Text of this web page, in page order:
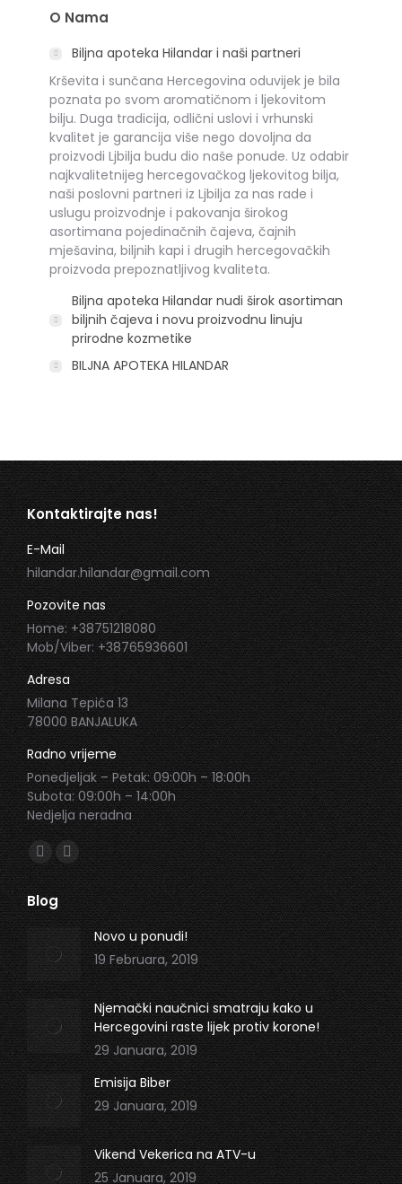
O Nama
Biljna apoteka Hilandar i naši partneri
Krševita i sunčana Hercegovina oduvijek je bila
poznata po svom aromatičnom i ljekovitom
bilju. Duga tradicija, odlični uslovi i vrhunski
kvalitet je garancija više nego dovoljna da
proizvodi Ljbilja budu dio naše ponude. Uz odabir
najkvalitetnijeg hercegovačkog ljekovitog bilja,
naši poslovni partneri iz Ljbilja za nas rade i
uslugu proizvodnje i pakovanja širokog
asortimana pojedinačnih čajeva, čajnih
mješavina, biljnih kapi i drugih hercegovačkih
proizvoda prepoznatljivog kvaliteta.
Biljna apoteka Hilandar nudi širok asortiman
biljnih čajeva i novu proizvodnu linuju
prirodne kozmetike
BILJNA APOTEKA HILANDAR
Kontaktirajte nas!
E-Mail
hilandar.hilandar@gmail.com
Pozovite nas
Home: +38751218080
Mob/Viber: +38765936601
Adresa
Milana Tepića 13
78000 BANJALUKA
Radno vrijeme
Ponedjeljak – Petak: 09:00h – 18:00h
Subota: 09:00h – 14:00h
Nedjelja neradna
Find us on:
Facebook
page
opens
in
new
window
Instagram
page
opens
in
new
window
Blog
Novo u ponudi!
19 Februara, 2019
Njemački naučnici smatraju kako u
Hercegovini raste lijek protiv korone!
29 Januara, 2019
Emisija Biber
29 Januara, 2019
Vikend Vekerica na ATV-u
25 Januara, 2019